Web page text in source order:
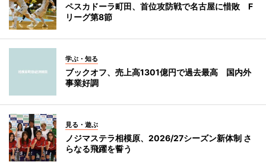
ペスカドーラ町田、首位攻防戦で名古屋に惜敗 F
リーグ第8節
学ぶ・知る
ブックオフ、売上高1301億円で過去最高 国内外
事業好調
見る・遊ぶ
ノジマステラ相模原、2026/27シーズン新体制 さ
らなる飛躍を誓う